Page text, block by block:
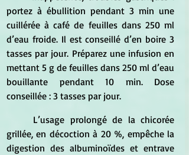
portez à ébullition pendant 3 min une
cuillérée à café de feuilles dans 250 ml
d’eau froide. Il est conseillé d’en boire 3
tasses par jour. Préparez une infusion en
mettant 5 g de feuilles dans 250 ml d’eau
bouillante pendant 10 min. Dose
conseillée : 3 tasses par jour.
grillée, en décoction à 20 %, empêche la
digestion des albuminoïdes et entrave